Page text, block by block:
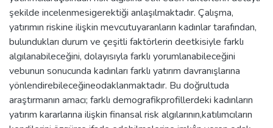
şekilde incelenmesigerektiği anlaşılmaktadır. Çalışma,
yatırımın riskine ilişkin mevcutuyaranların kadınlar tarafından,
bulundukları durum ve çeşitli faktörlerin deetkisiyle farklı
algılanabileceğini, dolayısıyla farklı yorumlanabileceğini
vebunun sonucunda kadınları farklı yatırım davranışlarına
yönlendirebileceğineodaklanmaktadır. Bu doğrultuda
araştırmanın amacı; farklı demografikprofillerdeki kadınların
yatırım kararlarına ilişkin finansal risk algılarının,katılımcıların